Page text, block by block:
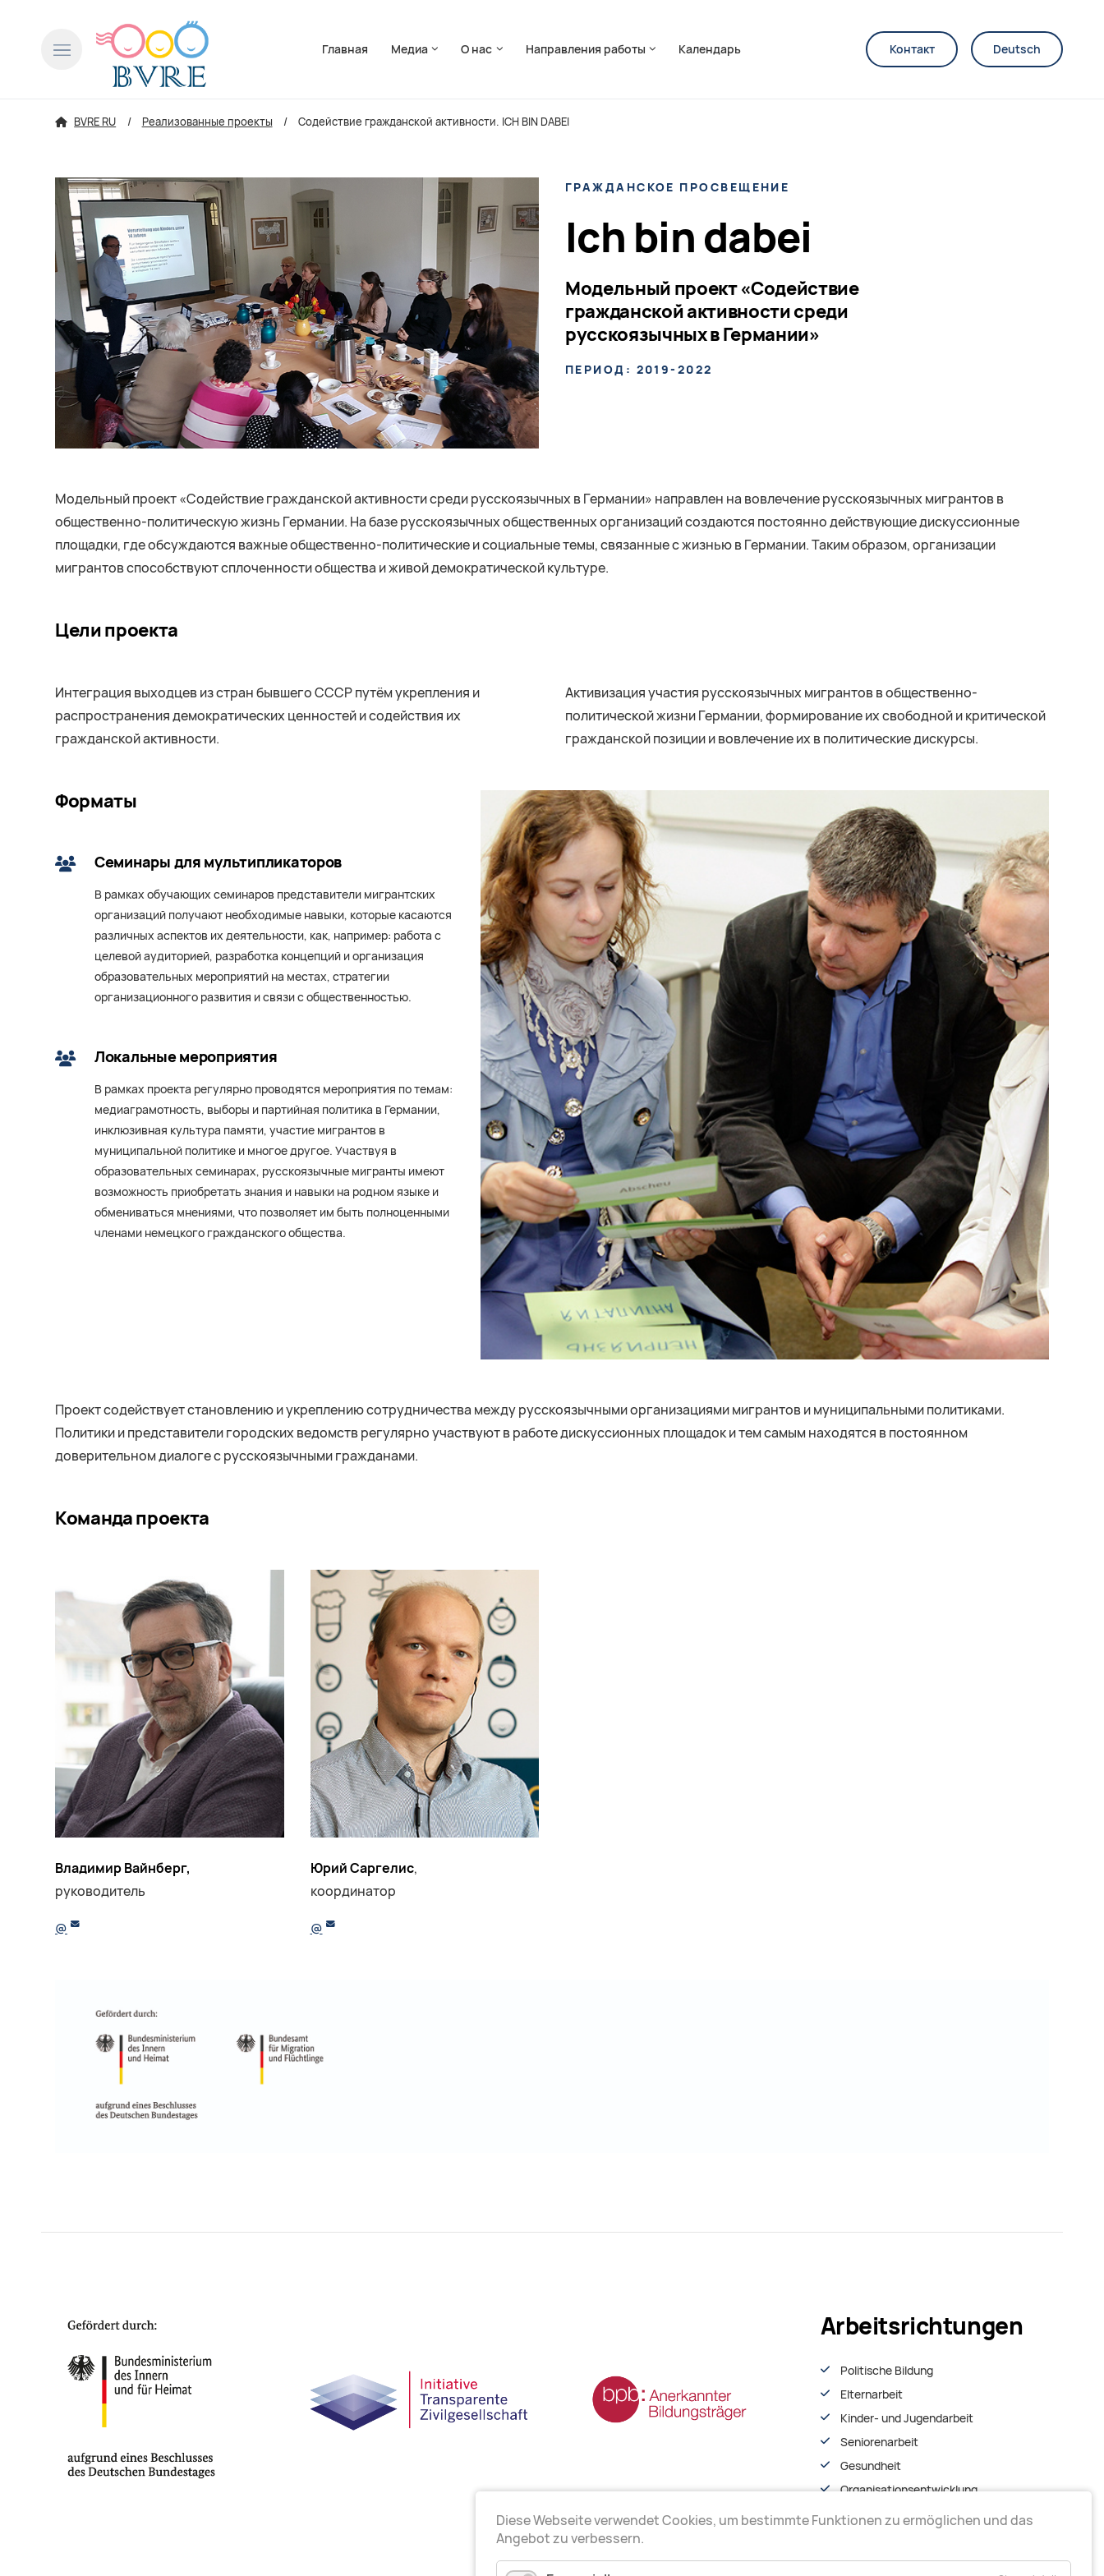
Главная
Медиа О нас Направления работы Календарь Контакт Deutsch
BVRE RU Реализованные проекты Содействие гражданской активности. ICH BIN DABEI
ГРАЖДАНСКОЕ ПРОСВЕЩЕНИЕ
Ich bin dabei
Модельный проект «Содействие
гражданской активности среди
русскоязычных в Германии»
ПЕРИОД: 2019-2022
Модельный проект «Содействие гражданской активности среди русскоязычных в Германии» направлен на вовлечение русскоязычных мигрантов в
общественно-политическую жизнь Германии. На базе русскоязычных общественных организаций создаются постоянно действующие дискуссионные
площадки, где обсуждаются важные общественно-политические и социальные темы, связанные с жизнью в Германии. Таким образом, организации
мигрантов способствуют сплоченности общества и живой демократической культуре.
Цели проекта
Интеграция выходцев из стран бывшего СССР путём укрепления и
распространения демократических ценностей и содействия их
гражданской активности.
Активизация участия русскоязычных мигрантов в общественно-
политической жизни Германии, формирование их свободной и критической
гражданской позиции и вовлечение их в политические дискурсы.
Форматы
Семинары для мультипликаторов
В рамках обучающих семинаров представители мигрантских
организаций получают необходимые навыки, которые касаются
различных аспектов их деятельности, как, например: работа с
целевой аудиторией, разработка концепций и организация
образовательных мероприятий на местах, стратегии
организационного развития и связи с общественностью.
Локальные мероприятия
В рамках проекта регулярно проводятся мероприятия по темам:
медиаграмотность, выборы и партийная политика в Германии,
инклюзивная культура памяти, участие мигрантов в
муниципальной политике и многое другое. Участвуя в
образовательных семинарах, русскоязычные мигранты имеют
возможность приобретать знания и навыки на родном языке и
обмениваться мнениями, что позволяет им быть полноценными
членами немецкого гражданского общества.
Проект содействует становлению и укреплению сотрудничества между русскоязычными организациями мигрантов и муниципальными политиками.
Политики и представители городских ведомств регулярно участвуют в работе дискуссионных площадок и тем самым находятся в постоянном
доверительном диалоге с русскоязычными гражданами.
Команда проекта
Владимир Вайнберг,
руководитель
@
Юрий Саргелис,
координатор
@
Arbeitsrichtungen
Politische Bildung
Elternarbeit
Kinder- und Jugendarbeit
Seniorenarbeit
Gesundheit
Organisationsentwiсklung
Diese Webseite verwendet Cookies, um bestimmte Funktionen zu ermöglichen und das
Angebot zu verbessern.